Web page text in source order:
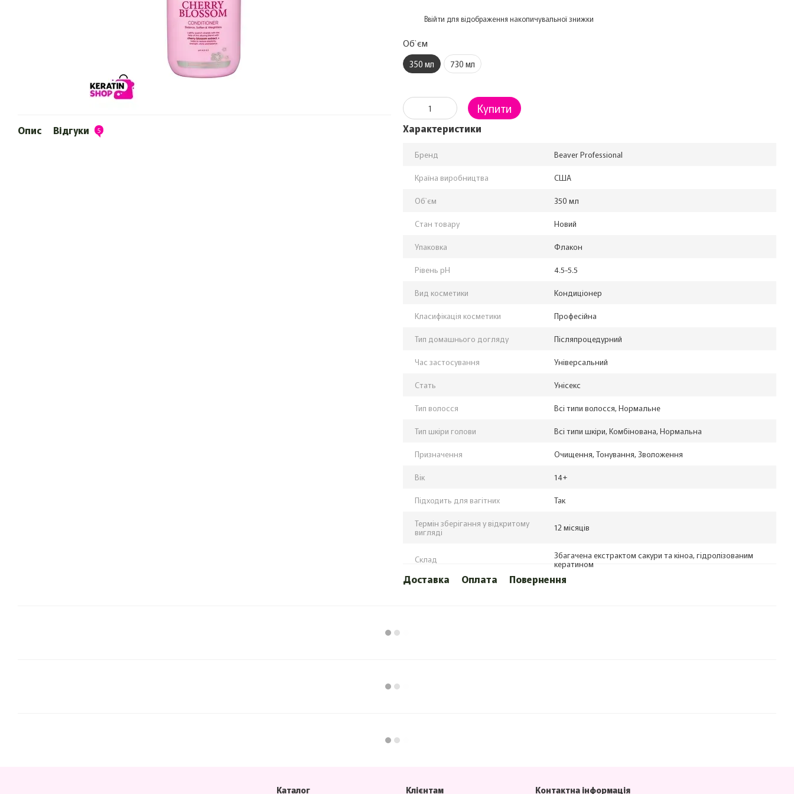
Опис Відгуки 5
Ввійти для відображення накопичувальної знижки
Об`єм
350 мл 730 мл
Купити
Характеристики
Бренд Beaver Professional
Країна виробництва США
Об`єм 350 мл
Стан товару Новий
Упаковка Флакон
Рівень pH 4.5-5.5
Вид косметики Кондиціонер
Класифікація косметики Професійна
Тип домашнього догляду Післяпроцедурний
Час застосування Універсальний
Стать Унісекс
Тип волосся Всі типи волосся, Нормальне
Тип шкіри голови Всі типи шкіри, Комбінована, Нормальна
Призначення Очищення, Тонування, Зволоження
Вік 14+
Підходить для вагітних Так
Термін зберігання у відкритому
вигляді 12 місяців
Склад Збагачена екстрактом сакури та кіноа, гідролізованим
кератином
Доставка Оплата Повернення
Каталог Клієнтам Контактна інформація